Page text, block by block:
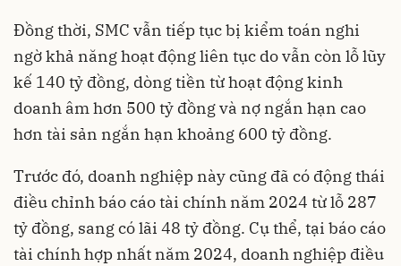
Đồng thời, SMC vẫn tiếp tục bị kiểm toán nghi
ngờ khả năng hoạt động liên tục do vẫn còn lỗ lũy
kế 140 tỷ đồng, dòng tiền từ hoạt động kinh
doanh âm hơn 500 tỷ đồng và nợ ngắn hạn cao
hơn tài sản ngắn hạn khoảng 600 tỷ đồng.
Trước đó, doanh nghiệp này cũng đã có động thái
điều chỉnh báo cáo tài chính năm 2024 từ lỗ 287
tỷ đồng, sang có lãi 48 tỷ đồng. Cụ thể, tại báo cáo
tài chính hợp nhất năm 2024, doanh nghiệp điều